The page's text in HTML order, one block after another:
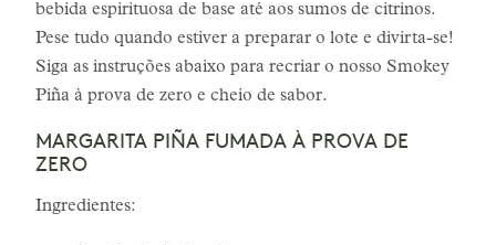
bebida espirituosa de base até aos sumos de citrinos.
Pese tudo quando estiver a preparar o lote e divirta-se!
Siga as instruções abaixo para recriar o nosso Smokey
Piña à prova de zero e cheio de sabor.
MARGARITA PIÑA FUMADA À PROVA DE
ZERO
Ingredientes: